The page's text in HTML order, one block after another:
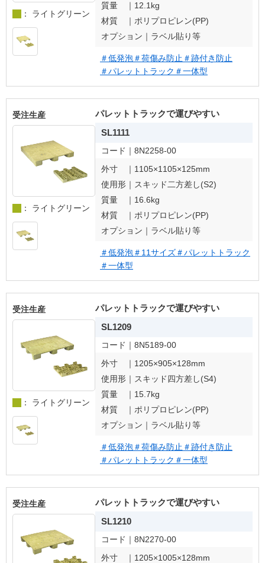
： ライトグリーン
質量 ｜ 12.1kg
材質 ｜ ポリプロピレン(PP)
オプション｜ ラベル貼り等
＃低発泡＃荷傷み防止 ＃跡付き防止
＃パレットトラック ＃一体型
受注生産
： ライトグリーン
パレットトラックで運びやすい
SL1111
コード｜ 8N2258-00
外寸 ｜ 1105×1105×125mm
使用形｜ スキッド二方差し(S2)
質量 ｜ 16.6kg
材質 ｜ ポリプロピレン(PP)
オプション｜ ラベル貼り等
＃低発泡＃11サイズ＃パレットトラック
＃一体型
受注生産
： ライトグリーン
パレットトラックで運びやすい
SL1209
コード｜ 8N5189-00
外寸 ｜ 1205×905×128mm
使用形｜ スキッド四方差し(S4)
質量 ｜ 15.7kg
材質 ｜ ポリプロピレン(PP)
オプション｜ ラベル貼り等
＃低発泡＃荷傷み防止 ＃跡付き防止
＃パレットトラック ＃一体型
受注生産
パレットトラックで運びやすい
SL1210
コード｜ 8N2270-00
外寸 ｜ 1205×1005×128mm